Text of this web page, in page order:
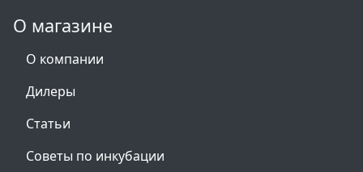
О магазине
О компании
Дилеры
Статьи
Советы по инкубации